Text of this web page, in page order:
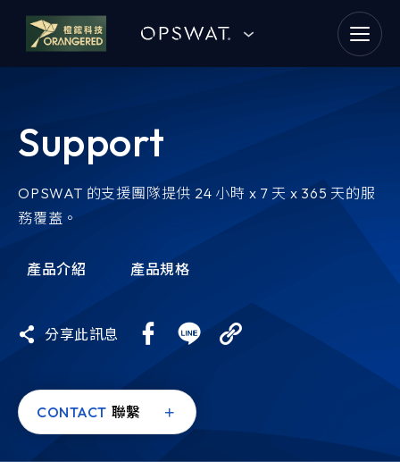
TeamT5 杜浦數位安全
QSAN 廣盛科技
SSH Communications
e-SOFT
Support
OPSWAT 的支援團隊提供 24 小時 x 7 天 x 365 天的服
務覆蓋。
產品介紹 產品規格
分享此訊息
CONTACT 聯繫